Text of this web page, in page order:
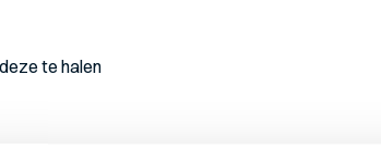
te halen